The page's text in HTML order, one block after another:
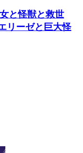
と怪獣と救世
リーゼと巨大怪